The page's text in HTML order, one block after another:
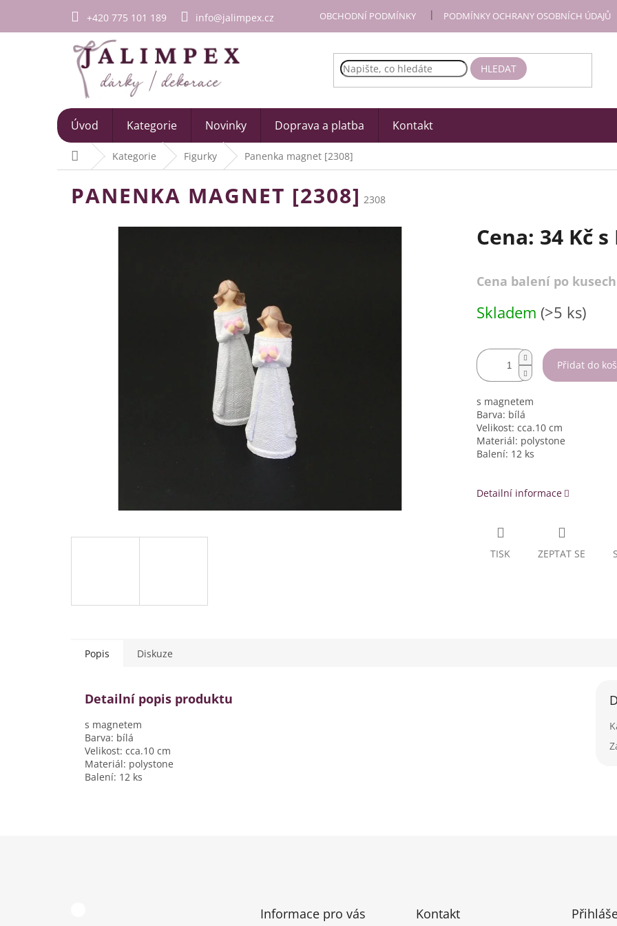
obsah
+420 775 101 189 info@jalimpex.cz OBCHODNÍ PODMÍNKY PODMÍNKY OCHRANY OSOBNÍCH ÚDAJŮ
HLEDAT
Úvod Kategorie Novinky Doprava a platba Kontakt
Domů Kategorie Figurky Panenka magnet [2308]
PANENKA MAGNET [2308] 2308
Cena: 34 Kč s
Cena balení po
cena:
Skladem (>5 ks)
Přidat do
s magnetem
Barva: bílá
Velikost: cca.10 cm
Materiál: polystone
Balení: 12 ks
Detailní informace
TISK ZEPTAT SE
Popis Diskuze
Detailní popis produktu
s magnetem
Barva: bílá
Velikost: cca.10 cm
Materiál: polystone
Balení: 12 ks
Informace pro vás Kontakt